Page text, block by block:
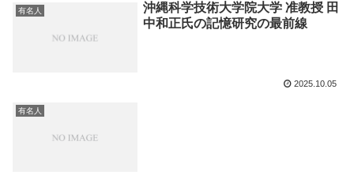
有名人
沖縄科学技術大学院大学 准教授 田
中和正氏の記憶研究の最前線
2025.10.05
有名人